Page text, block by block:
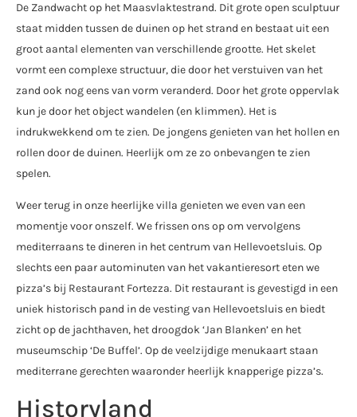
De Zandwacht op het Maasvlaktestrand. Dit grote open sculptuur
staat midden tussen de duinen op het strand en bestaat uit een
groot aantal elementen van verschillende grootte. Het skelet
vormt een complexe structuur, die door het verstuiven van het
zand ook nog eens van vorm veranderd. Door het grote oppervlak
kun je door het object wandelen (en klimmen). Het is
indrukwekkend om te zien. De jongens genieten van het hollen en
rollen door de duinen. Heerlijk om ze zo onbevangen te zien
spelen.
Weer terug in onze heerlijke villa genieten we even van een
momentje voor onszelf. We frissen ons op om vervolgens
mediterraans te dineren in het centrum van Hellevoetsluis. Op
slechts een paar autominuten van het vakantieresort eten we
pizza’s bij Restaurant Fortezza. Dit restaurant is gevestigd in een
uniek historisch pand in de vesting van Hellevoetsluis en biedt
zicht op de jachthaven, het droogdok ‘Jan Blanken’ en het
museumschip ‘De Buffel’. Op de veelzijdige menukaart staan
mediterrane gerechten waaronder heerlijk knapperige pizza’s.
Historyland